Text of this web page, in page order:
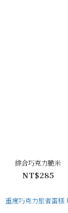
綜合巧克力脆米
NT$285